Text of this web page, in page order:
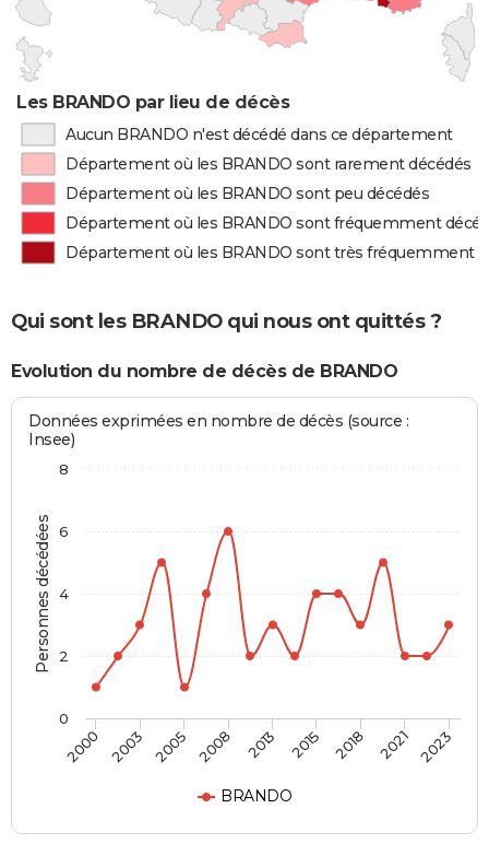
Les BRANDO par lieu de décès
Aucun BRANDO n'est décédé dans ce département
Département où les BRANDO sont rarement décédés
Département où les BRANDO sont peu décédés
Département où les BRANDO sont fréquemment
Département où les BRANDO sont très fréquemment
Qui sont les BRANDO qui nous ont quittés ?
Evolution du nombre de décès de BRANDO
Personnes décédées
Données exprimées en nombre de décès (source :
Insee)
BRANDO
2000 2003 2005 2008 2013 2015 2018 2021 2023
0
2
4
6
8